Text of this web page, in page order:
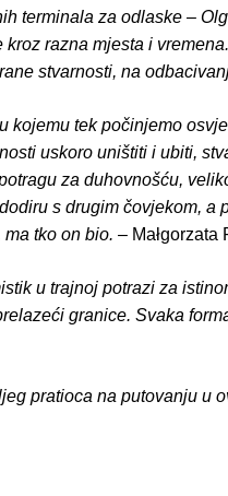
terminala za odlaske –
kroz razna mjesta i
stvarnosti, na
kojemu tek počinjemo
uskoro uništiti i ubiti,
za duhovnošću,
s drugim čovjekom, a
ma tko on bio. – Małgorzata
u trajnoj potrazi za
granice. Svaka
pratioca na putovanju u